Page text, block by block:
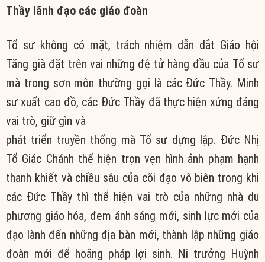
Thầy lãnh đạo các giáo đoàn
Tổ sư không có mặt, trách nhiệm dẫn dắt Giáo hội
Tăng già đặt trên vai những đệ tử hàng đầu của Tổ sư
mà trong sơn môn thường gọi là các Đức Thầy. Minh
sư xuất cao đồ, các Đức Thầy đã thực hiện xứng đáng
vai trò, giữ gìn và
phát triển truyền thống mà Tổ sư dựng lập. Đức Nhị
Tổ Giác Chánh thể hiện trọn vẹn hình ảnh phạm hạnh
thanh khiết và chiều sâu của cõi đạo vô biên trong khi
các Đức Thầy thì thể hiện vai trò của những nhà du
phương giáo hóa, đem ánh sáng mới, sinh lực mới của
đạo lành đến những địa bàn mới, thành lập những giáo
đoàn mới để hoằng pháp lợi sinh. Ni trưởng Huỳnh